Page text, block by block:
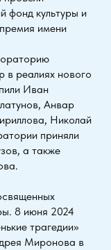
фонд культуры и
имени
в реалиях нового
Иван
Анвар
Николай
приняли
а также
8 июня 2024
трагедии»
Миронова в